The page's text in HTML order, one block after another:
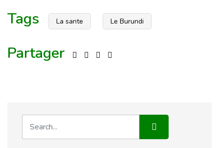
Tags La sante Le Burundi
Partager